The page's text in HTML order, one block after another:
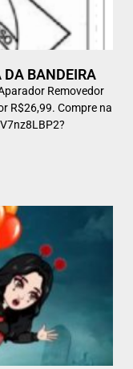
BANDEIRA
Removedor
R$26,99. Compre na